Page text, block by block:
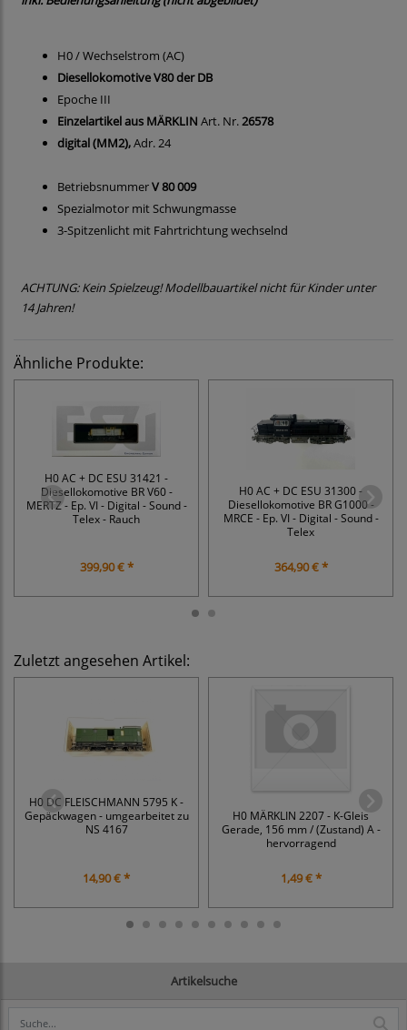
Artikelsuche
H0 / Wechselstrom (AC)
Diesellokomotive V80 der DB
Epoche III
Einzelartikel aus MÄRKLIN Art. Nr.26578
digital (MM2),Adr. 24
BetriebsnummerV 80 009
Spezialmotor mit Schwungmasse
3-Spitzenlicht mit Fahrtrichtung wechselnd
ACHTUNG: Kein Spielzeug! Modellbauartikel nicht für Kinder unter
14 Jahren!
Ähnliche Produkte:
H0 AC + DC ESU 31421 -
Diesellokomotive BR V60 -
MERTZ - Ep. VI - Digital - Sound -
Telex - Rauch
399,90 € *
H0 AC + DC ESU 31300 -
Diesellokomotive BR G1000 -
MRCE - Ep. VI - Digital - Sound -
Telex
364,90 € *
Zuletzt angesehen Artikel:
H0 DC FLEISCHMANN 5795 K -
Gepäckwagen - umgearbeitet zu
NS 4167
14,90 € *
H0 MÄRKLIN 2207 - K-Gleis
Gerade, 156 mm / (Zustand) A -
hervorragend
1,49 € *